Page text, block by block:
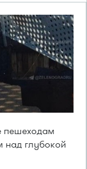
пешеходам
над глубокой